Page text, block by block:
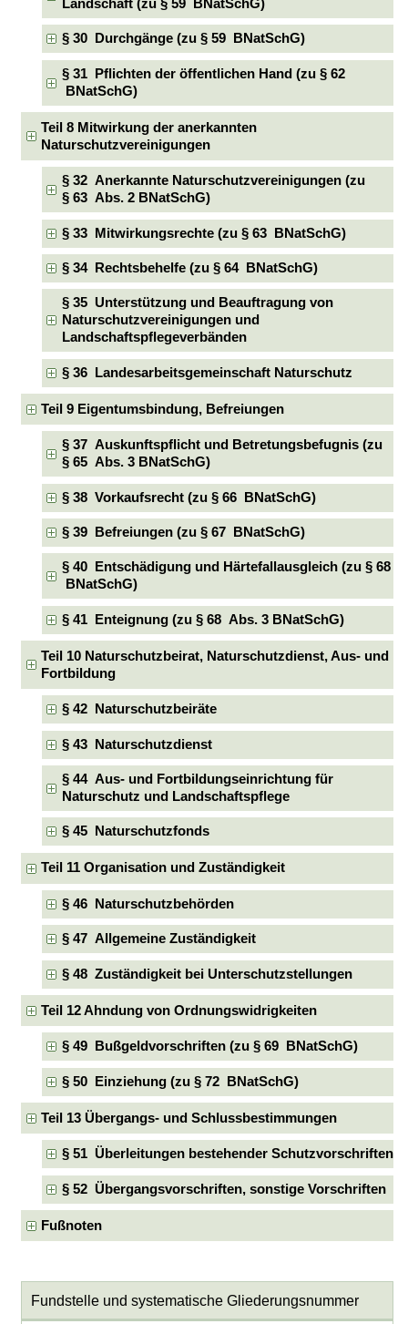
Landschaft (zu § 59 BNatSchG)
§ 30 Durchgänge (zu § 59 BNatSchG)
§ 31 Pflichten der öffentlichen Hand (zu § 62
BNatSchG)
Teil 8 Mitwirkung der anerkannten
Naturschutzvereinigungen
§ 32 Anerkannte Naturschutzvereinigungen (zu
§ 63 Abs. 2 BNatSchG)
§ 33 Mitwirkungsrechte (zu § 63 BNatSchG)
§ 34 Rechtsbehelfe (zu § 64 BNatSchG)
§ 35 Unterstützung und Beauftragung von
Naturschutzvereinigungen und
Landschaftspflegeverbänden
§ 36 Landesarbeitsgemeinschaft Naturschutz
Teil 9 Eigentumsbindung, Befreiungen
§ 37 Auskunftspflicht und Betretungsbefugnis (zu
§ 65 Abs. 3 BNatSchG)
§ 38 Vorkaufsrecht (zu § 66 BNatSchG)
§ 39 Befreiungen (zu § 67 BNatSchG)
§ 40 Entschädigung und Härtefallausgleich (zu § 68
BNatSchG)
§ 41 Enteignung (zu § 68 Abs. 3 BNatSchG)
Teil 10 Naturschutzbeirat, Naturschutzdienst, Aus- und
Fortbildung
§ 42 Naturschutzbeiräte
§ 43 Naturschutzdienst
§ 44 Aus- und Fortbildungseinrichtung für
Naturschutz und Landschaftspflege
§ 45 Naturschutzfonds
Teil 11 Organisation und Zuständigkeit
§ 46 Naturschutzbehörden
§ 47 Allgemeine Zuständigkeit
§ 48 Zuständigkeit bei Unterschutzstellungen
Teil 12 Ahndung von Ordnungswidrigkeiten
§ 49 Bußgeldvorschriften (zu § 69 BNatSchG)
§ 50 Einziehung (zu § 72 BNatSchG)
Teil 13 Übergangs- und Schlussbestimmungen
§ 51 Überleitungen bestehender Schutzvorschriften
§ 52 Übergangsvorschriften, sonstige Vorschriften
Fußnoten
Fundstelle und systematische Gliederungsnummer